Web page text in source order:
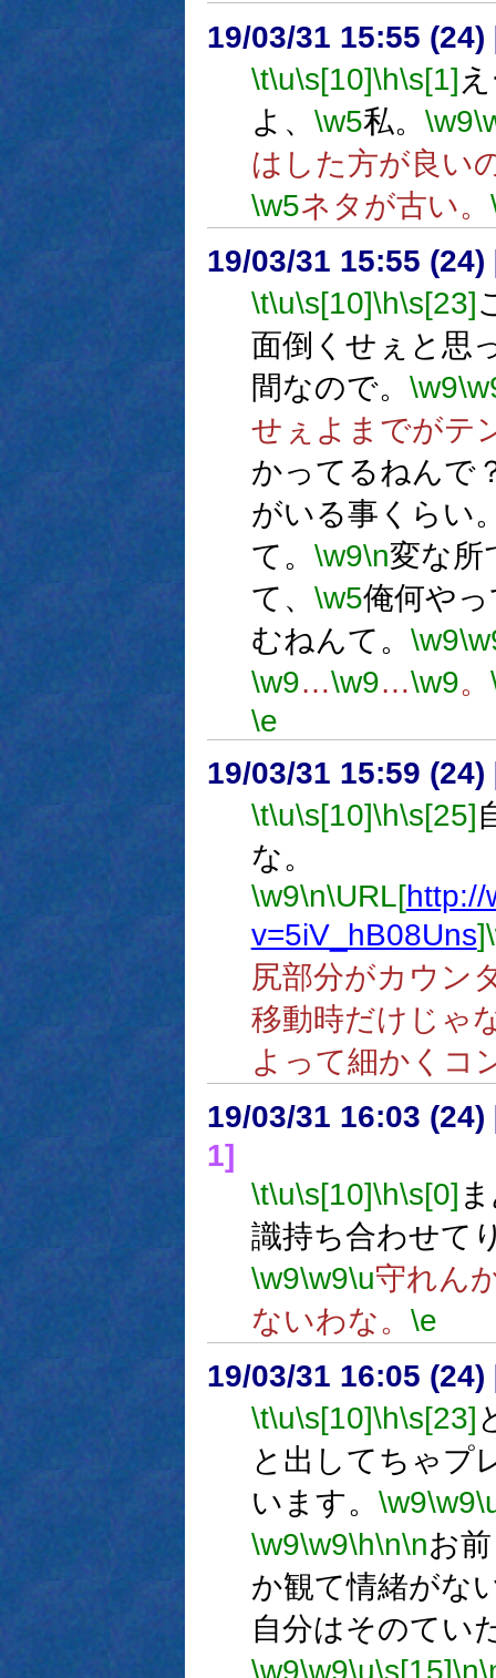
19/03/31 15:55 (24)
\t\u\s[10]\h\s[1]
よ、 \w5私。 \w9
はした方が良い
\w5ネタが古い。
19/03/31 15:55 (24)
\t\u\s[10]\h\s[23]
面倒くせぇと思
間なので。 \w9
せぇよまでがテ
かってるねんで
がいる事くらい
て。 \w9\n変な所
て、 \w5俺何や
むねんて。 \w9
\w9…\w9…\w9。
\e
19/03/31 15:59 (24)
\t\u\s[10]\h\s[25]
な。
\w9\n\URL[http://
v=5iV_hB08Uns]
尻部分がカウン
移動時だけじゃ
よって細かくコ
19/03/31 16:03 (24)
1]
\t\u\s[10]\h\s[0]
識持ち合わせて
\w9\w9\u守れん
ないわな。 \e
19/03/31 16:05 (24)
\t\u\s[10]\h\s[23]
と出してちゃプ
います。 \w9\w9
\w9\w9\h\n\nお
か観て情緒がな
自分はそのてい
\w9\w9\u\s[15]\n